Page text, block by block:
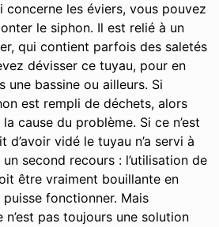
concerne les éviers, vous pouvez
le siphon. Il est relié à un
qui contient parfois des saletés
dévisser ce tuyau, pour en
une bassine ou ailleurs. Si
est rempli de déchets, alors
cause du problème. Si ce n’est
d’avoir vidé le tuyau n’a servi à
second recours : l’utilisation de
être vraiment bouillante en
fonctionner. Mais
n’est pas toujours une solution